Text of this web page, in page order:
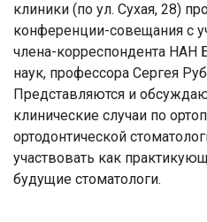
клиники (по ул. Сухая, 28)
конференции-совещания с
члена-корреспондента НАН
наук, профессора Сергея
Представляются и
клинические случаи по
ортодонтической
участвовать как
будущие стоматологи.